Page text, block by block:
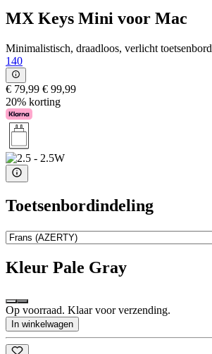
MX Keys Mini voor Mac
Minimalistisch, draadloos, verlicht toetsenbord
140
€ 79,99 € 99,99
20% korting
Toetsenbordindeling
Kleur Pale Gray
Op voorraad. Klaar voor verzending.
In winkelwagen